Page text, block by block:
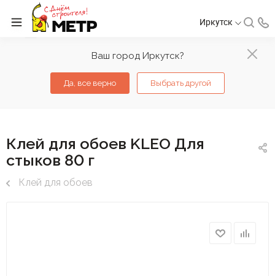
Ваш город Иркутск?
Да, все верно Выбрать другой
Иркутск
Клей для обоев KLEO Для
стыков 80 г
Клей для обоев